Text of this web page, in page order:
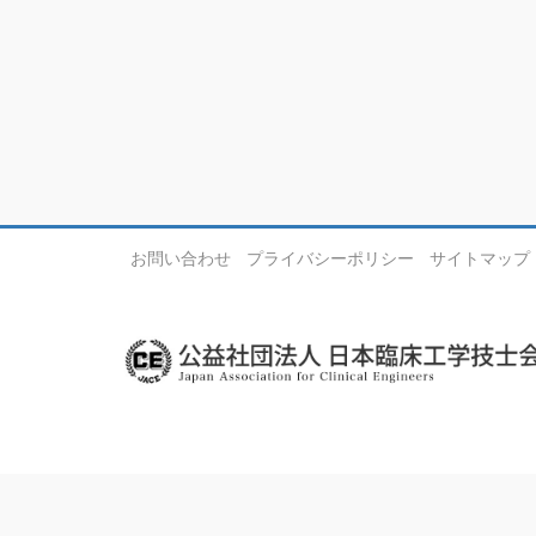
お問い合わせ プライバシーポリシー サイトマップ